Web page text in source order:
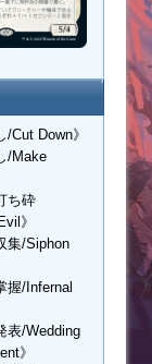
Cut Down》
/Make
ち砕
》
集/Siphon
握/Infernal
表/Wedding
》